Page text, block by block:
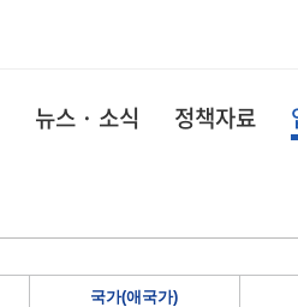
뉴스 · 소식 정책자료
국가(애국가)